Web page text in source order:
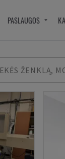
PASLAUGOS
ŽENKLĄ,